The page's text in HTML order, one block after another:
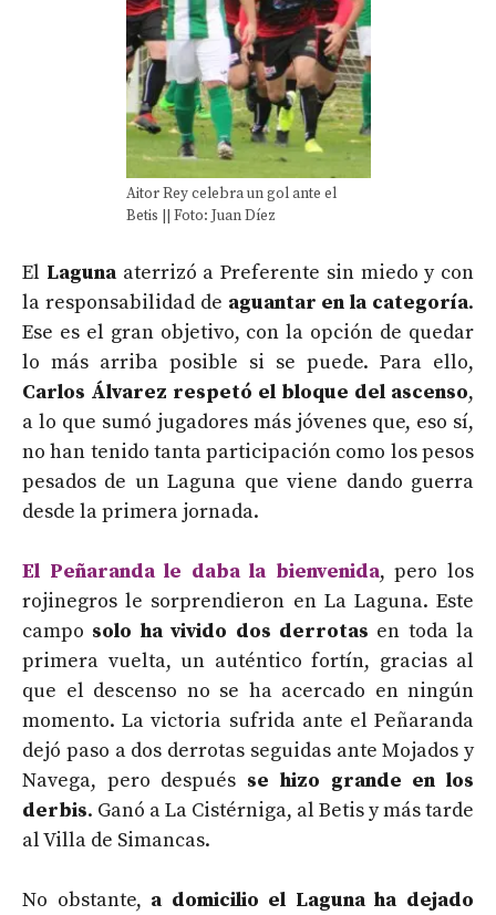
Aitor Rey celebra un gol ante el
Betis || Foto: Juan Díez
El Lagunaaterrizó a Preferente sin miedo y con
la responsabilidad de aguantar en la categoría.
Ese es el gran objetivo, con la opción de quedar
lo más arriba posible si se puede. Para ello,
Carlos Álvarez respetó el bloque del ascenso,
a lo que sumó jugadores más jóvenes que, eso sí,
no han tenido tanta participación como los pesos
pesados de un Laguna que viene dando guerra
desde la primera jornada.
El Peñaranda le daba la bienvenida, pero los
rojinegros le sorprendieron en La Laguna. Este
campo solo ha vivido dos derrotas en toda la
primera vuelta, un auténtico fortín, gracias al
que el descenso no se ha acercado en ningún
momento. La victoria sufrida ante el Peñaranda
dejó paso a dos derrotas seguidas ante Mojados y
Navega, pero después se hizo grande en los
derbis. Ganó a La Cistérniga, al Betis y más tarde
al Villa de Simancas.
No obstante, a domicilio el Laguna ha dejado